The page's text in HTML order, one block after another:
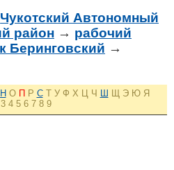
Чукотский Автономный
район → рабочий
Беринговский →
Н О П Р С Т У Ф Х Ц Ч Ш Щ Э Ю Я
3 4 5 6 7 8 9